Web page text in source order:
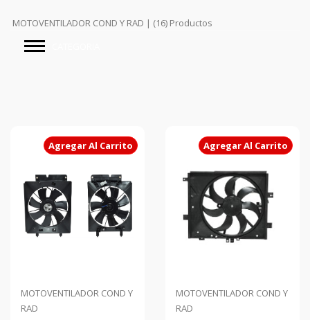
MOTOVENTILADOR COND Y RAD | (16) Productos
Agregar Al Carrito
MOTOVENTILADOR COND Y
RAD
Agregar Al Carrito
MOTOVENTILADOR COND Y
RAD